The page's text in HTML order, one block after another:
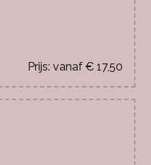
vanaf € 17,50